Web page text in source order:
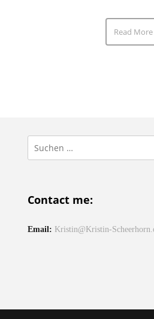
Read More
Suchen
nach:
Contact me:
Email: Kristin@Kristin-